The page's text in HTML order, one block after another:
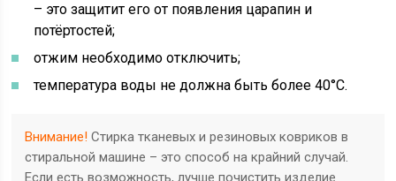
– это защитит его от появления царапин и
потёртостей;
отжим необходимо отключить;
температура воды не должна быть более 40°С.
Внимание! Стирка тканевых и резиновых ковриков в
стиральной машине – это способ на крайний случай.
Если есть возможность, лучше почистить изделие